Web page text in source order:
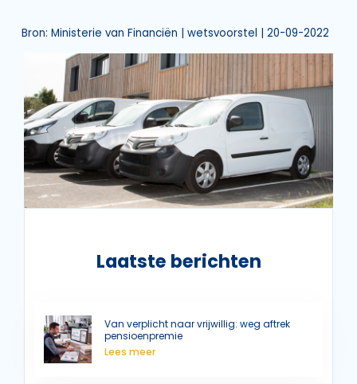
Bron: Ministerie van Financiën | wetsvoorstel | 20-09-2022
Laatste berichten
Van verplicht naar vrijwillig: weg aftrek
pensioenpremie
Lees meer